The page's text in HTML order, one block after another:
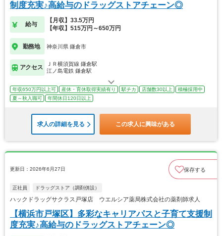
制度充実♪高給与のドラッグストアチェーン◎
給与
【月収】33.5万円
【年収】515万円～650万円
勤務地 神奈川県 鎌倉市
アクセス
ＪＲ横須賀線 鎌倉駅
江ノ島電鉄 鎌倉駅
年収650万円以上可 産休・育休取得実績有り 駅チカ 店舗数30以上
積極採用中
夏～秋入職可
年間休日120日以上
求人の詳細を見る この求人に興味がある
更新日：2026年6月27日 保存する
正社員 ドラッグストア（調剤併設）
ハックドラッグサクラス戸塚店 ウエルシア薬局株式会社の薬剤師求人
【横浜市戸塚区】多彩なキャリアパスと子育て支援制
度充実♪高給与のドラッグストアチェーン◎